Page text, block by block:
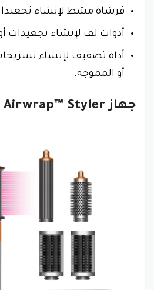
فرشاة مشط لإنشاء
أدوات لف لإنشاء تجعيدات
أداة تصفيف لإنشاء
أو المموجة.
جهازAirwrap™ Styler